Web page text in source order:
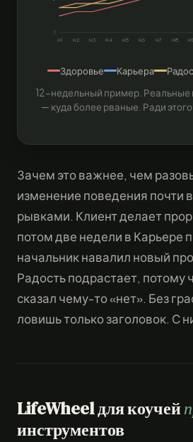
1
Н1
Н2 Н3 Н4 Н5 Н6 Н7 Н8
Здоровье Карьера
12-недельный пример. Реальные
— куда более рваные. Ради этого
Зачем это важнее, чем
изменение поведения почти
рывками. Клиент делает
потом две недели в Карьере
начальник навалил новый
Радость подрастает, потому
сказал чему-то «нет». Без
ловишь только заголовок. С
LifeWheel для коучей
инструментов